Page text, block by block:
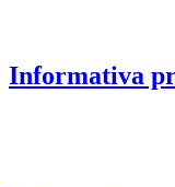
Informativa